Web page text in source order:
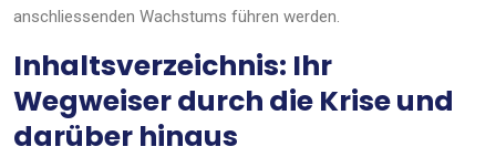
anschliessenden Wachstums führen werden.
Inhaltsverzeichnis: Ihr
Wegweiser durch die Krise und
darüber hinaus